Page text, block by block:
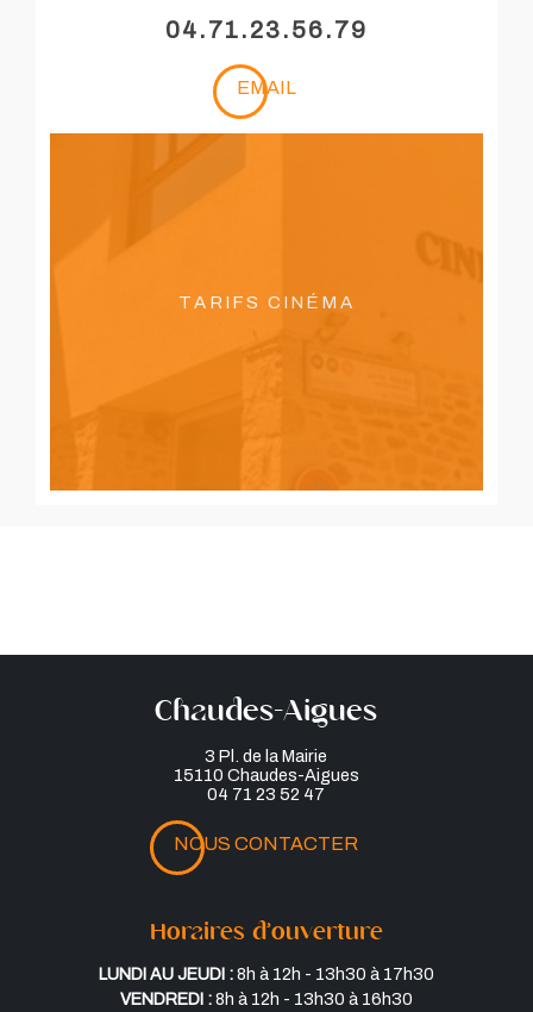
04.71.23.56.79
EMAIL
Tarifs Cinéma
Chaudes-Aigues
3 Pl. de la Mairie
15110 Chaudes-Aigues
04 71 23 52 47
NOUS CONTACTER
Horaires d’ouverture
Lundi au jeudi :8h à 12h - 13h30 à 17h30
Vendredi :8h à 12h - 13h30 à 16h30